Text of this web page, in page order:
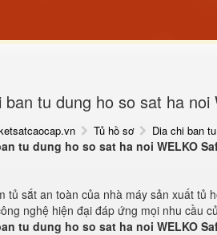
ban tu dung ho so sat ha
Tủ hồ sơ Dia chi ban
tu dung ho so sat ha noi WELKO
tủ sắt an toàn của nhà máy sản xuất tủ
nghệ hiện đại đáp ứng mọi nhu cầu
tu dung ho so sat ha noi WELKO